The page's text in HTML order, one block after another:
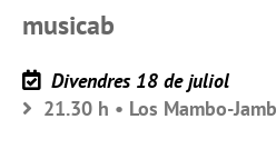
musicab
Divendres 18 de juliol
21.30 h • Los Mambo-